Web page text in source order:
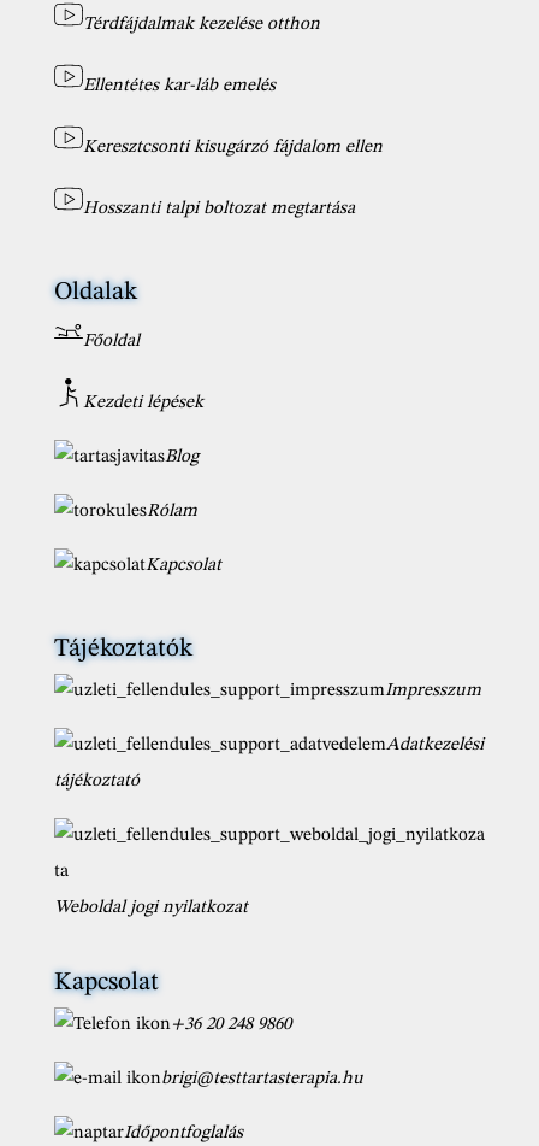
Térdfájdalmak kezelése otthon
Ellentétes kar-láb emelés
Keresztcsonti kisugárzó fájdalom ellen
Hosszanti talpi boltozat megtartása
Oldalak
Főoldal
Kezdeti lépések
Blog
Rólam
Kapcsolat
Tájékoztatók
Impresszum
Adatkezelési
tájékoztató
Weboldal jogi nyilatkozat
Kapcsolat
+36 20 248 9860
brigi@testtartasterapia.hu
Időpontfoglalás